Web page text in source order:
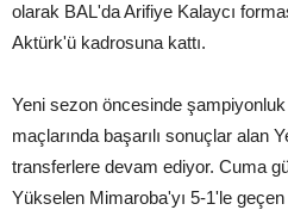
olarak BAL'da Arifiye Kalaycı
Aktürk'ü kadrosuna kattı.
Yeni sezon öncesinde
maçlarında başarılı sonuçlar alan
transferlere devam ediyor. Cuma
Yükselen Mimaroba'yı 5-1'le